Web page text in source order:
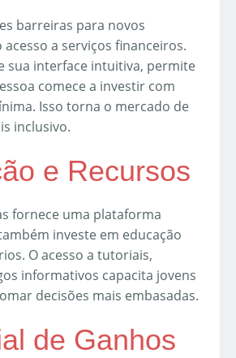
barreiras para novos
a serviços financeiros.
sua interface intuitiva, permite
comece a investir com
Isso torna o mercado de
inclusivo.
e Recursos
fornece uma plataforma
investe em educação
O acesso a tutoriais,
informativos capacita jovens
decisões mais embasadas.
de Ganhos